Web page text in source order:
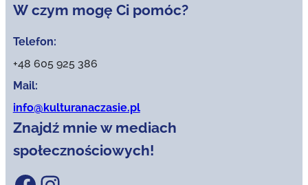
W czym mogę Ci pomóc?
Telefon:
+48 605 925 386
Mail:
info@kulturanaczasie.pl
Znajdź mnie w mediach
społecznościowych!